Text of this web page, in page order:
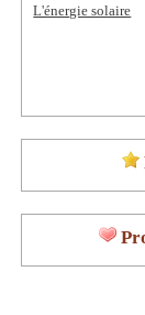
L'énergie solaire